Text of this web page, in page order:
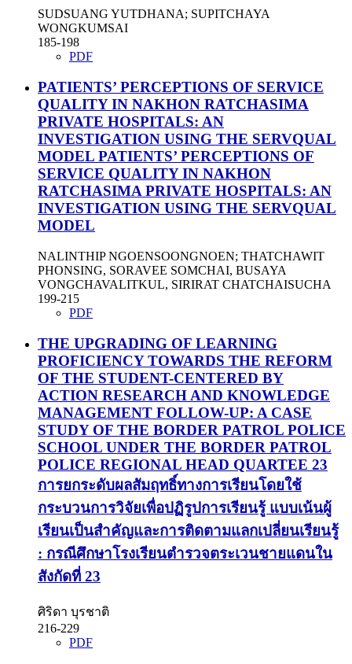
SUDSUANG YUTDHANA; SUPITCHAYA
WONGKUMSAI
185-198
PDF
PATIENTS’ PERCEPTIONS OF SERVICE
QUALITY IN NAKHON RATCHASIMA
PRIVATE HOSPITALS: AN
INVESTIGATION USING THE SERVQUAL
MODEL PATIENTS’ PERCEPTIONS OF
SERVICE QUALITY IN NAKHON
RATCHASIMA PRIVATE HOSPITALS: AN
INVESTIGATION USING THE SERVQUAL
MODEL
NALINTHIP NGOENSOONGNOEN; THATCHAWIT
PHONSING, SORAVEE SOMCHAI, BUSAYA
VONGCHAVALITKUL, SIRIRAT CHATCHAISUCHA
199-215
PDF
THE UPGRADING OF LEARNING
PROFICIENCY TOWARDS THE REFORM
OF THE STUDENT-CENTERED BY
ACTION RESEARCH AND KNOWLEDGE
MANAGEMENT FOLLOW-UP: A CASE
STUDY OF THE BORDER PATROL POLICE
SCHOOL UNDER THE BORDER PATROL
POLICE REGIONAL HEAD QUARTEE 23
การยกระดับผลสัมฤทธิ์ทางการเรียนโดยใช้
กระบวนการวิจัยเพื่อปฏิรูปการเรียนรู้ แบบเน้นผู้
เรียนเป็นสำคัญและการติดตามแลกเปลี่ยนเรียนรู้
: กรณีศึกษาโรงเรียนตำรวจตระเวนชายแดนใน
สังกัดที่ 23
ศิริดา บุรชาติ
216-229
PDF